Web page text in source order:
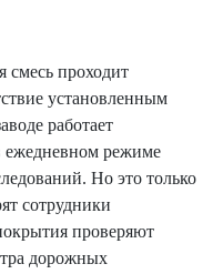
смесь проходит
установленным
работает
ежедневном режиме
Но это только
сотрудники
проверяют
дорожных